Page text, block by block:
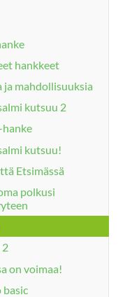
hankkeet
ja mahdollisuuksia
kutsuu 2
kutsuu!
Etsimässä
polkusi
2
on voimaa!
basic